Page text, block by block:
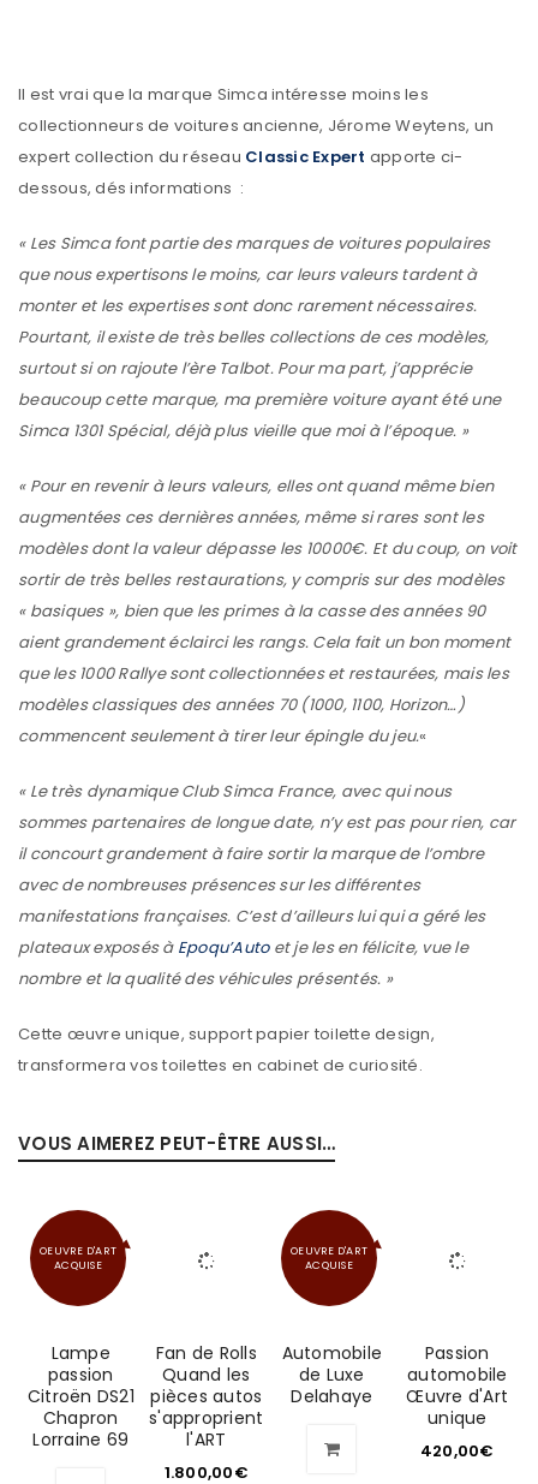
Il est vrai que la marque Simca intéresse moins les
collectionneurs de voitures ancienne, Jérome Weytens, un
expert collection du réseau Classic Expert apporte ci-
dessous, dés informations :
« Les Simca font partie des marques de voitures populaires
que nous expertisons le moins, car leurs valeurs tardent à
monter et les expertises sont donc rarement nécessaires.
Pourtant, il existe de très belles collections de ces modèles,
surtout si on rajoute l’ère Talbot. Pour ma part, j’apprécie
beaucoup cette marque, ma première voiture ayant été une
Simca 1301 Spécial, déjà plus vieille que moi à l’époque. »
« Pour en revenir à leurs valeurs, elles ont quand même bien
augmentées ces dernières années, même si rares sont les
modèles dont la valeur dépasse les 10000€. Et du coup, on voit
sortir de très belles restaurations, y compris sur des modèles
« basiques », bien que les primes à la casse des années 90
aient grandement éclairci les rangs. Cela fait un bon moment
que les 1000 Rallye sont collectionnées et restaurées, mais les
modèles classiques des années 70 (1000, 1100, Horizon…)
commencent seulement à tirer leur épingle du jeu.«
« Le très dynamique Club Simca France, avec qui nous
sommes partenaires de longue date, n’y est pas pour rien, car
il concourt grandement à faire sortir la marque de l’ombre
avec de nombreuses présences sur les différentes
manifestations françaises. C’est d’ailleurs lui qui a géré les
plateaux exposés à Epoqu’Autoet je les en félicite, vue le
nombre et la qualité des véhicules présentés. »
Cette œuvre unique, support papier toilette design,
transformera vos toilettes en cabinet de curiosité.
VOUS AIMEREZ PEUT-ÊTRE AUSSI…
OEUVRE D'ART
ACQUISE
Lampe
passion
Citroën DS21
Chapron
Lorraine 69
Fan de Rolls
Quand les
pièces autos
s'approprient
l'ART
1.800,00€
OEUVRE D'ART
ACQUISE
Automobile
de Luxe
Delahaye
Passion
automobile
Œuvre d'Art
unique
420,00€